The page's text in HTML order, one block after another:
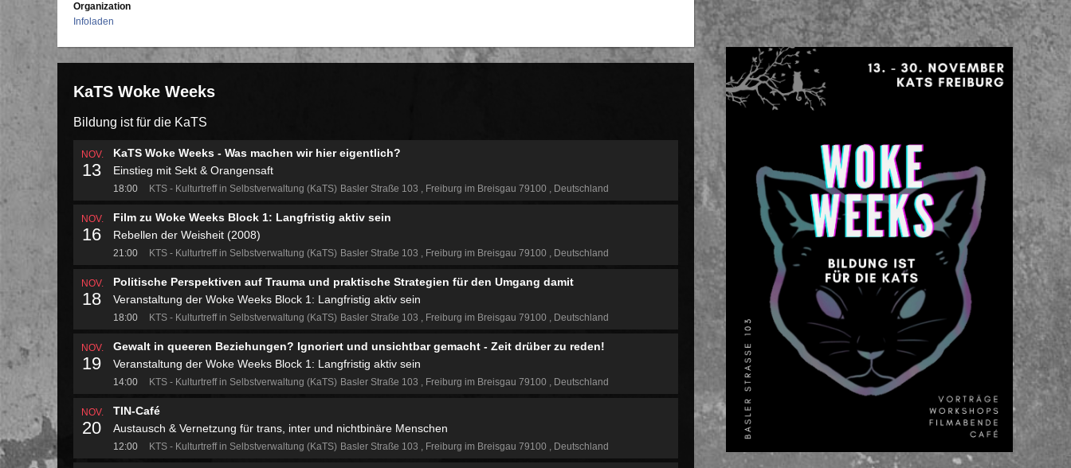
Organization
Infoladen
KaTS Woke Weeks
Bildung ist für die KaTS
NOV.
13
KaTS Woke Weeks - Was machen wir hier eigentlich?
Einstieg mit Sekt & Orangensaft
18:00 KTS - Kulturtreff in Selbstverwaltung (KaTS) Basler Straße 103 Freiburg im Breisgau 79100 Deutschland
NOV.
16
Film zu Woke Weeks Block 1: Langfristig aktiv sein
Rebellen der Weisheit (2008)
21:00 KTS - Kulturtreff in Selbstverwaltung (KaTS) Basler Straße 103 Freiburg im Breisgau 79100 Deutschland
NOV.
18
Politische Perspektiven auf Trauma und praktische Strategien für den Umgang damit
Veranstaltung der Woke Weeks Block 1: Langfristig aktiv sein
18:00 KTS - Kulturtreff in Selbstverwaltung (KaTS) Basler Straße 103 Freiburg im Breisgau 79100 Deutschland
NOV.
19
Gewalt in queeren Beziehungen? Ignoriert und unsichtbar gemacht - Zeit drüber zu reden!
Veranstaltung der Woke Weeks Block 1: Langfristig aktiv sein
14:00 KTS - Kulturtreff in Selbstverwaltung (KaTS) Basler Straße 103 Freiburg im Breisgau 79100 Deutschland
NOV.
20
TIN-Café
Austausch & Vernetzung für trans, inter und nichtbinäre Menschen
12:00 KTS - Kulturtreff in Selbstverwaltung (KaTS) Basler Straße 103 Freiburg im Breisgau 79100 Deutschland